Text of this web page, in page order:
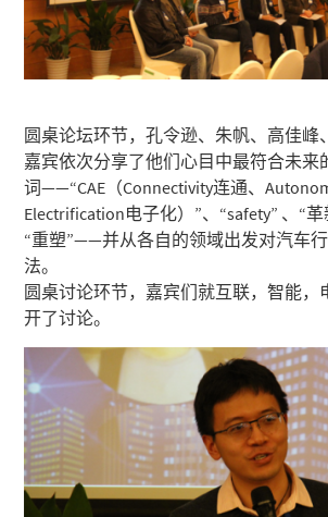
圆桌论坛环节，孔令逊、朱帆、高佳峰
嘉宾依次分享了他们心目中最符合未来
词——“CAE（Connectivity连通、
Electrification电子化）”、“safety” 、“
“重塑”——并从各自的领域出发对汽车
法。
圆桌讨论环节，嘉宾们就互联，智能，
开了讨论。